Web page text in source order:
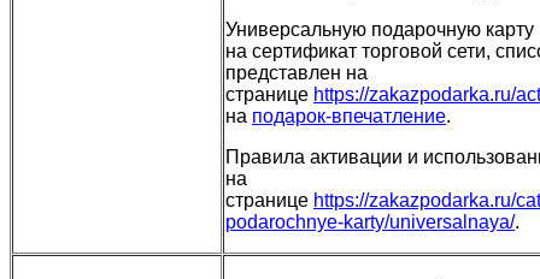
Универсальную подарочную
на сертификат торговой сети,
представлен на
странице https://zakazpodarka.ru/
на подарок-впечатление.
Правила активации и
на
странице https://zakazpodarka.ru/
podarochnye-karty/universalnaya/.